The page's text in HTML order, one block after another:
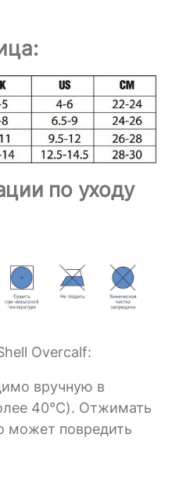
по уходу
Overcalf:
вручную в
40°C). Отжимать
может повредить